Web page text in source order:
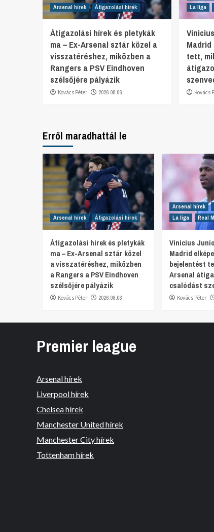
Arsenal hírek Átigazolási hírek
Átigazolási hírek és pletykák
ma – Ex-Arsenal sztár közel a
visszatéréshez, miközben a
Rangers a PSV Eindhoven
szélsőjére pályázik
Kovács Péter 2026.08.06.
La liga
tett,
Kovács
Erről maradhattál le
Arsenal hírek Átigazolási hírek
Átigazolási hírek és pletykák
ma – Ex-Arsenal sztár közel
a visszatéréshez, miközben
a Rangers a PSV Eindhoven
szélsőjére pályázik
Kovács Péter 2026.08.06.
Arsenal hírek
La liga
Real
Vinicius
Madrid
bejelentést
Arsenal
csalódást
Kovács Péter
Premier league
Arsenal hírek
Liverpool hírek
Chelsea hírek
Manchester United hírek
Manchester City hírek
Tottenham hírek